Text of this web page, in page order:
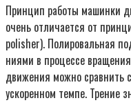
Прин­цип рабо­ты машин­ки
очень отли­ча­ет­ся от
polisher). Поли­ро­валь­ная
ни­я­ми в про­цес­се
дви­же­ния мож­но срав­нить
уско­рен­ном тем­пе. Тре­ние